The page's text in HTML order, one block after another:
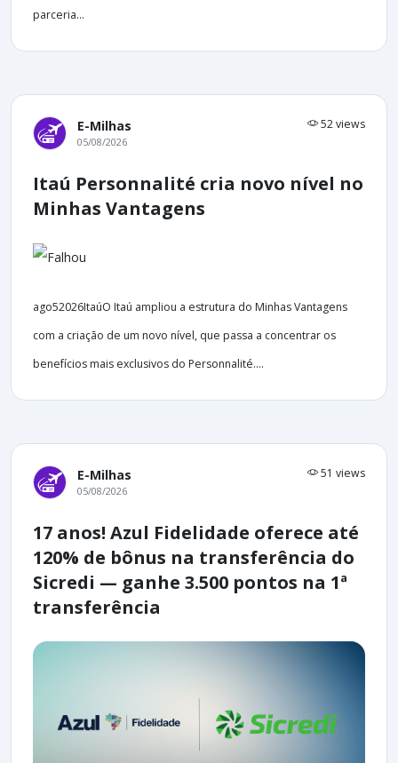
parceria...
E-Milhas 52 views
05/08/2026
Itaú Personnalité cria novo nível no
Minhas Vantagens
ago52026ItaúO Itaú ampliou a estrutura do Minhas Vantagens
com a criação de um novo nível, que passa a concentrar os
benefícios mais exclusivos do Personnalité....
E-Milhas 51 views
05/08/2026
17 anos! Azul Fidelidade oferece até
120% de bônus na transferência do
Sicredi — ganhe 3.500 pontos na 1ª
transferência